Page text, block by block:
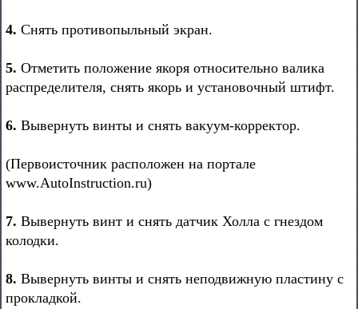
4. Снять противопыльный экран.
5. Отметить положение якоря относительно валика
распределителя, снять якорь и установочный штифт.
6. Вывернуть винты и снять вакуум-корректор.
(Первоисточник расположен на портале
www.AutoInstruction.ru)
7. Вывернуть винт и снять датчик Холла с гнездом
колодки.
8. Вывернуть винты и снять неподвижную пластину с
прокладкой.